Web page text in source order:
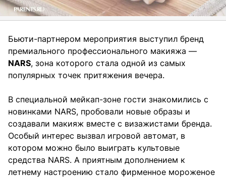
Бьюти-партнером мероприятия выступил бренд
премиального профессионального макияжа —
NARS, зона которого стала одной из самых
популярных точек притяжения вечера.
В специальной мейкап-зоне гости знакомились с
новинками NARS, пробовали новые образы и
создавали макияж вместе с визажистами бренда.
Особый интерес вызвал игровой автомат, в
котором можно было выиграть культовые
средства NARS. А приятным дополнением к
летнему настроению стало фирменное мороженое